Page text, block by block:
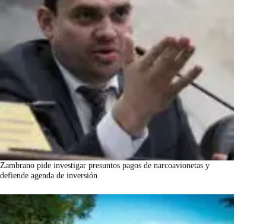
Zambrano pide investigar presuntos pagos de narcoavionetas y
defiende agenda de inversión